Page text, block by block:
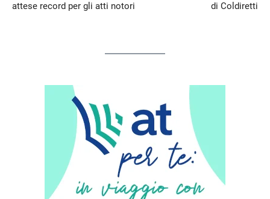
attese record per gli atti notori
di Coldiretti